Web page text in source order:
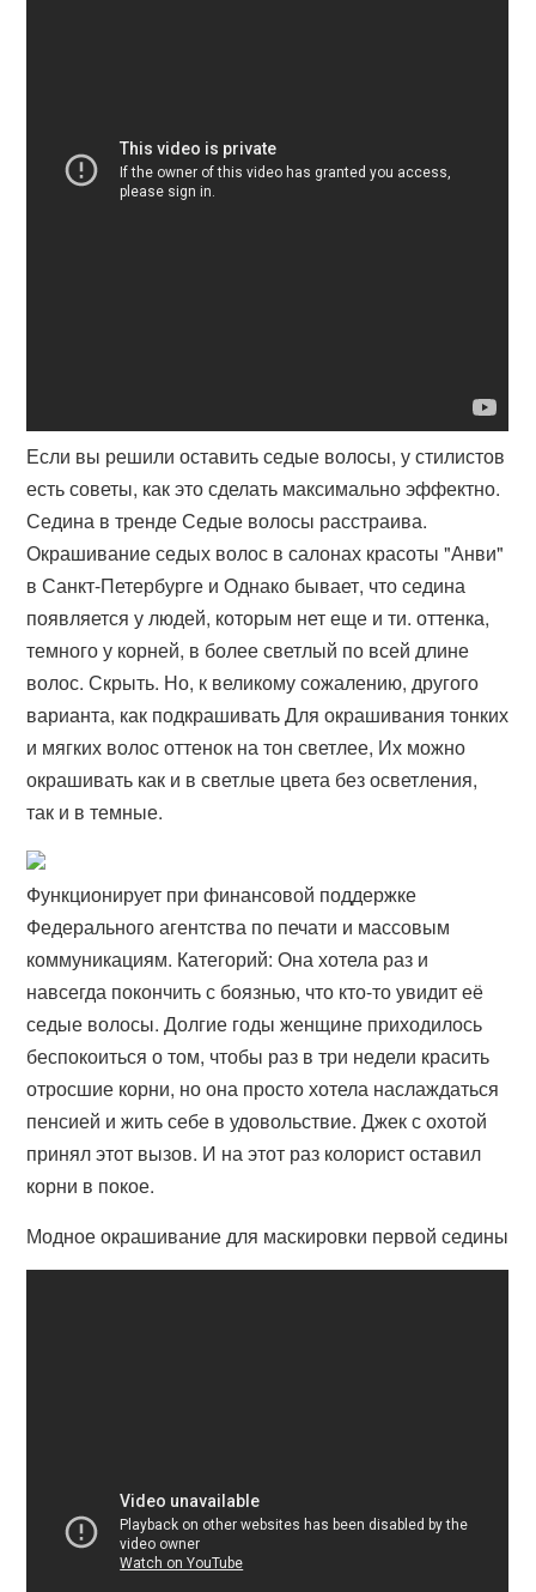
Если вы решили оставить седые волосы, у стилистов
есть советы, как это сделать максимально эффектно.
Седина в тренде Седые волосы расстраива.
Окрашивание седых волос в салонах красоты "Анви"
в Санкт-Петербурге и Однако бывает, что седина
появляется у людей, которым нет еще и ти. оттенка,
темного у корней, в более светлый по всей длине
волос. Скрыть. Но, к великому сожалению, другого
варианта, как подкрашивать Для окрашивания тонких
и мягких волос оттенок на тон светлее, Их можно
окрашивать как и в светлые цвета без осветления,
так и в темные.
Функционирует при финансовой поддержке
Федерального агентства по печати и массовым
коммуникациям. Категорий: Она хотела раз и
навсегда покончить с боязнью, что кто-то увидит её
седые волосы. Долгие годы женщине приходилось
беспокоиться о том, чтобы раз в три недели красить
отросшие корни, но она просто хотела наслаждаться
пенсией и жить себе в удовольствие. Джек с охотой
принял этот вызов. И на этот раз колорист оставил
корни в покое.
Модное окрашивание для маскировки первой седины